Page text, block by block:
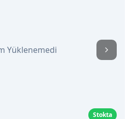
Stokta
Yüklenemedi